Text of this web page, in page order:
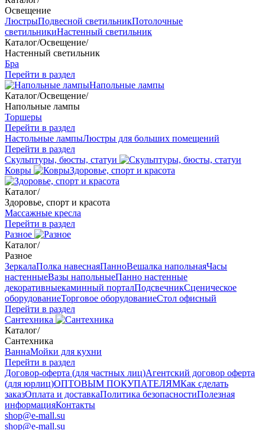
Освещение
ЛюстрыПодвесной светильникПотолочные
светильникиНастенный светильник
Каталог/Освещение/
Настенный светильник
Бра
Перейти в раздел
Напольные лампы
Каталог/Освещение/
Напольные лампы
Торшеры
Перейти в раздел
Настольные лампыЛюстры для больших помещений
Перейти в раздел
Скульптуры, бюсты, статуи
Ковры
Здоровье, спорт и красота
Каталог/
Здоровье, спорт и красота
Массажные кресла
Перейти в раздел
Разное
Каталог/
Разное
ЗеркалаПолка навеснаяПанноВешалка напольнаяЧасы
настенныеВазы напольныеПанно настенные
декоративныекаминный порталПодсвечникСценическое
оборудованиеТорговое оборудованиеСтол офисный
Перейти в раздел
Сантехника
Каталог/
Сантехника
ВаннаМойки для кухни
Перейти в раздел
Договор-оферта (для частных лиц)Агентский договор оферта
(для юрлиц)ОПТОВЫМ ПОКУПАТЕЛЯМКак сделать
заказОплата и доставкаПолитика безопасностиПолезная
информацияКонтакты
shop@e-mall.su
shop@e-mall.su